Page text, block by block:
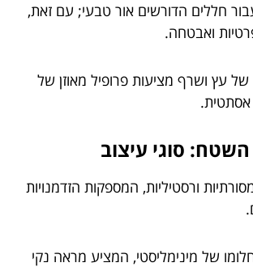
עבור חללים הדורשים אור טבעי; עם זאת,
ואבטחה.
עץ ושרף מציעות פרופיל מאוזן של
אסתטית.
סוגי עיצוב
ורסטיליות, המספקות הזדמנויות
של מינימליסטי, המציע מראה נקי